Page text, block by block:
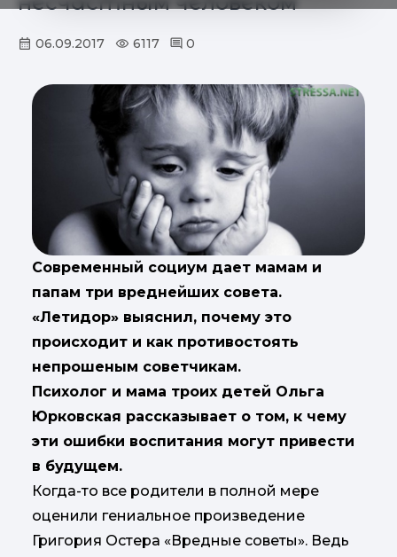
06.09.2017 6117 0
Современный социум дает мамам и
папам три вреднейших совета.
«Летидор» выяснил, почему это
происходит и как противостоять
непрошеным советчикам.
Психолог и мама троих детей Ольга
Юрковская рассказывает о том, к чему
эти ошибки воспитания могут привести
в будущем.
Когда-то все родители в полной мере
оценили гениальное произведение
Григория Остера «Вредные советы». Ведь